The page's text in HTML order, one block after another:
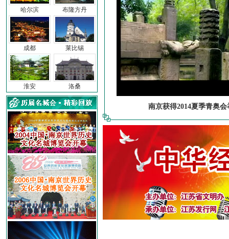
哈尔滨
成都
淮安
布隆方丹
莱比锡
洛桑
南京获得2014夏季青奥会